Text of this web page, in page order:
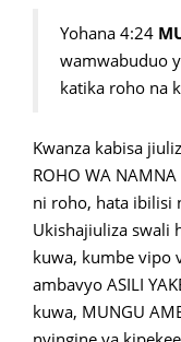
Yohana 4:24
wamwabuduo
katika roho na
Kwanza kabisa
ROHO WA
ni roho, hata ibilisi
Ukishajiuliza swali
kuwa, kumbe vipo
ambavyo ASILI
kuwa, MUNGU